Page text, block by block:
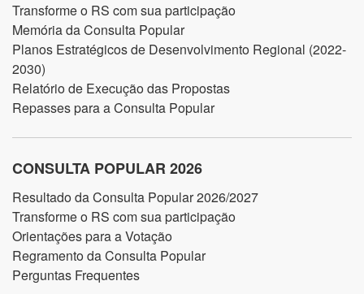
Transforme o RS com sua participação
Memória da Consulta Popular
Planos Estratégicos de Desenvolvimento Regional (2022-
2030)
Relatório de Execução das Propostas
Repasses para a Consulta Popular
CONSULTA POPULAR 2026
Resultado da Consulta Popular 2026/2027
Transforme o RS com sua participação
Orientações para a Votação
Regramento da Consulta Popular
Perguntas Frequentes